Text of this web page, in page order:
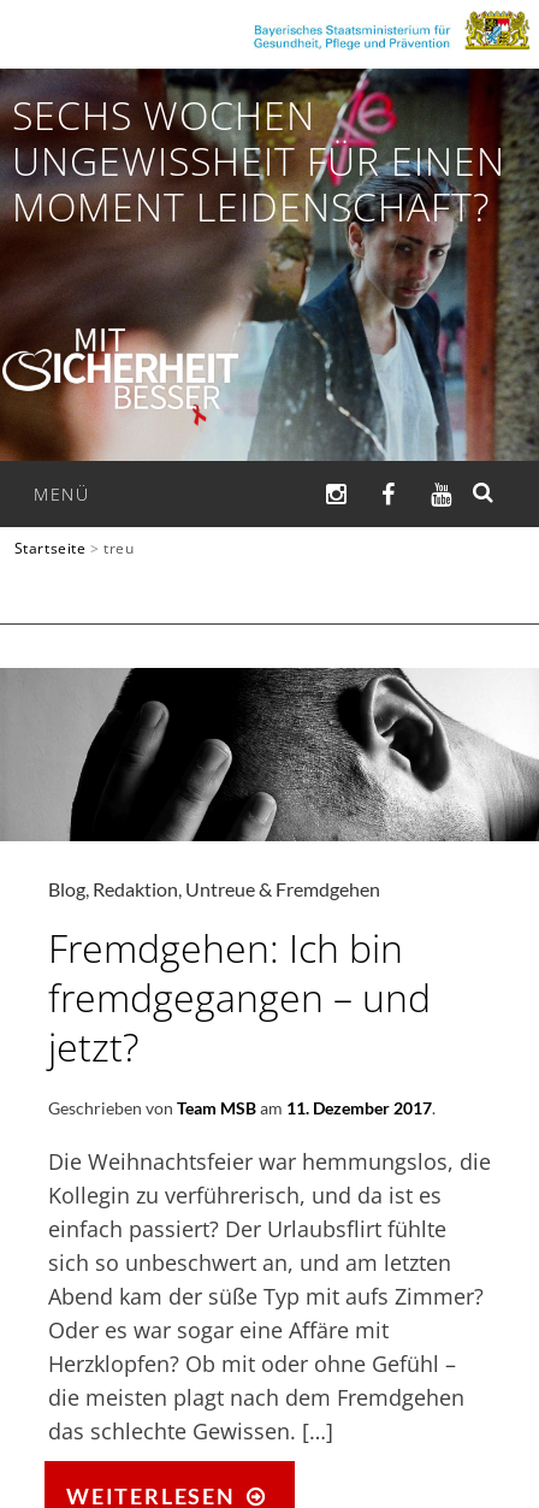
springen
SECHS WOCHEN
UNGEWISSHEIT FÜR EINEN
MOMENT LEIDENSCHAFT?
MENÜ INSTAGRAMFACEBOOK
Startseite >treu
Blog Redaktion Untreue & Fremdgehen
Fremdgehen: Ich bin
fremdgegangen – und
jetzt?
Geschrieben von Team MSBam 11. Dezember 2017.
Die Weihnachtsfeier war hemmungslos, die
Kollegin zu verführerisch, und da ist es
einfach passiert? Der Urlaubsflirt fühlte
sich so unbeschwert an, und am letzten
Abend kam der süße Typ mit aufs Zimmer?
Oder es war sogar eine Affäre mit
Herzklopfen? Ob mit oder ohne Gefühl –
die meisten plagt nach dem Fremdgehen
das schlechte Gewissen. […]
WEITERLESEN